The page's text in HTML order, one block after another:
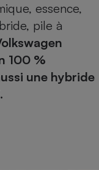
essence,
pile à
100 %
une hybride